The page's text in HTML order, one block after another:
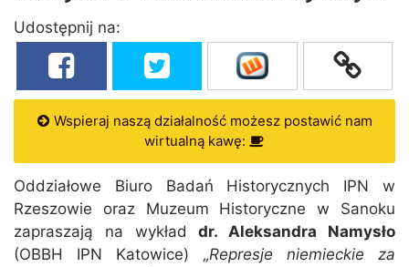
Udostępnij na:
Wspieraj naszą działalność możesz postawić nam
wirtualną kawę:
Oddziałowe Biuro Badań Historycznych IPN w
Rzeszowie oraz Muzeum Historyczne w Sanoku
zapraszają na wykładdr. Aleksandra Namysło
(OBBH IPN Katowice) „Represje niemieckie za